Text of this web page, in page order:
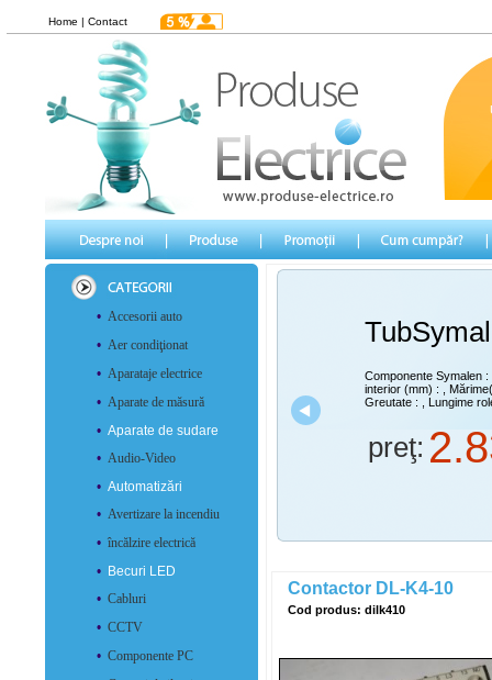
Home | Contact
• Accesorii auto
• Aer condiţionat
• Aparataje electrice
• Aparate de măsură
• Aparate de sudare
• Audio-Video
• Automatizări
• Avertizare la incendiu
• încălzire electrică
•
Becuri LED
• Cabluri
• CCTV
• Componente PC
Componente Symalen :
interior (mm) :
,
Greutate :
, Lungime
preţ:
Contactor DL-K4-10
Cod produs: dilk410